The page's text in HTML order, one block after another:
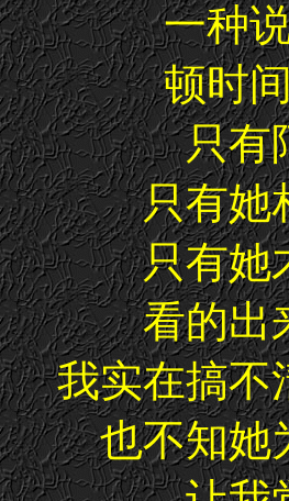
一种
顿时
只有
只有她
只有她
看的出
我实在搞不
也不知她